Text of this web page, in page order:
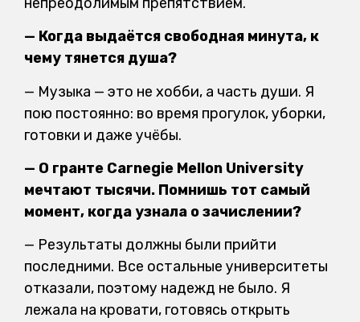
— Когда выдаётся свободная минута, к
чему тянется душа?
— Музыка — это не хобби, а часть души. Я
пою постоянно: во время прогулок, уборки,
готовки и даже учёбы.
— О гранте Carnegie Mellon University
мечтают тысячи. Помнишь тот самый
момент, когда узнала о зачислении?
— Результаты должны были прийти
последними. Все остальные университеты
отказали, поэтому надежд не было. Я
лежала на кровати, готовясь открыть